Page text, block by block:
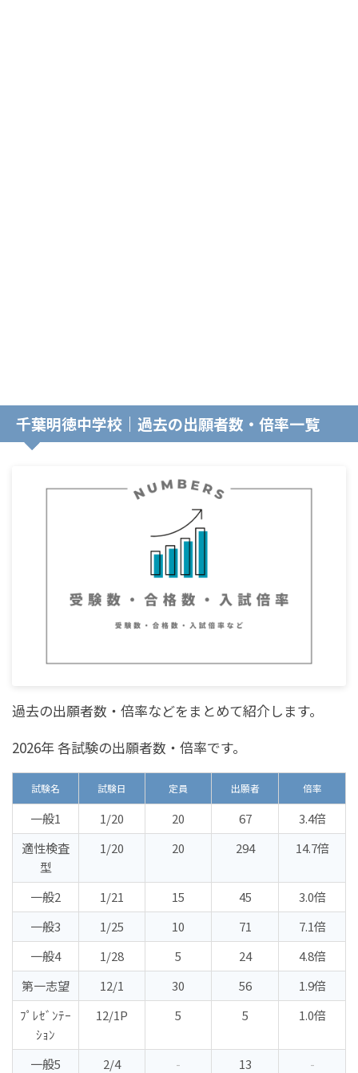
千葉明徳中学校｜過去の出願者数・倍率一覧
過去の出願者数・倍率などをまとめて紹介します。
2026年 各試験の出願者数・倍率です。
試験名 試験日 定員 出願者 倍率
一般1 1/20 20 67
3.4倍
適性検査
型
1/20 20 294 14.7倍
一般2 1/21 15 45
3.0倍
一般3
1/25 10 71
7.1倍
一般4
1/28 5 24
4.8倍
第一志望
12/1 30 56
1.9倍
ﾌﾟﾚｾﾞﾝﾃｰ
ｼｮﾝ
12/1P 5 5 1.0倍
一般5 2/4 - 13
-